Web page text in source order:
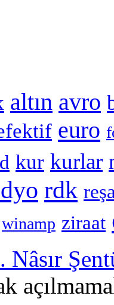
altın avro
euro
kur kurlar
rdk
winamp ziraat
Nâsır